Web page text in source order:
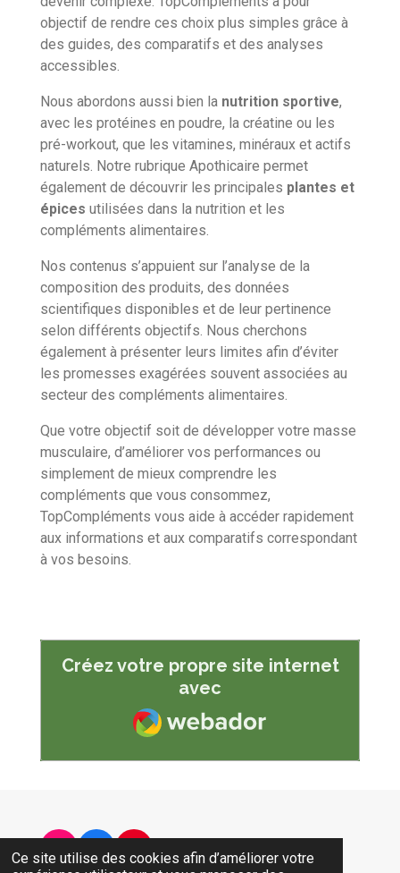
Ce site utilise des cookies afin d’améliorer votre
objectif de rendre ces choix plus simples grâce à
des guides, des comparatifs et des analyses
accessibles.
Nous abordons aussi bien la nutrition sportive,
avec les protéines en poudre, la créatine ou les
pré-workout, que les vitamines, minéraux et actifs
naturels. Notre rubrique Apothicaire permet
également de découvrir les principales plantes et
épices utilisées dans la nutrition et les
compléments alimentaires.
Nos contenus s’appuient sur l’analyse de la
composition des produits, des données
scientifiques disponibles et de leur pertinence
selon différents objectifs. Nous cherchons
également à présenter leurs limites afin d’éviter
les promesses exagérées souvent associées au
secteur des compléments alimentaires.
Que votre objectif soit de développer votre masse
musculaire, d’améliorer vos performances ou
simplement de mieux comprendre les
compléments que vous consommez,
TopCompléments vous aide à accéder rapidement
aux informations et aux comparatifs correspondant
à vos besoins.
Créez votre propre site internet
avec
Webador
I
F
P